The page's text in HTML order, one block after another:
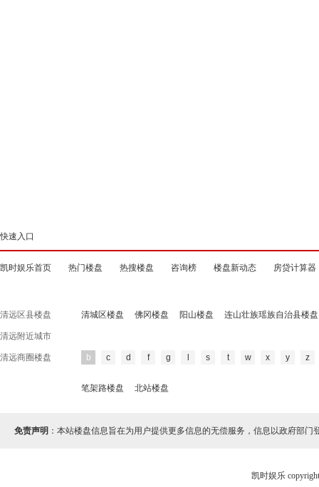
快速入口
凯时娱乐首页 热门楼盘 热搜楼盘 咨询榜 楼盘新动态 房贷计算器
清远区县楼盘 清城区楼盘 佛冈楼盘 阳山楼盘 连山壮族瑶族自治县楼盘
清远附近城市
清远商圈楼盘 b c d f g s t w x y z
笔架路楼盘 北站楼盘
免责声明 ：本站楼盘信息旨在为用户提供更多信息的无偿服务，信息以政府部门
凯时娱乐